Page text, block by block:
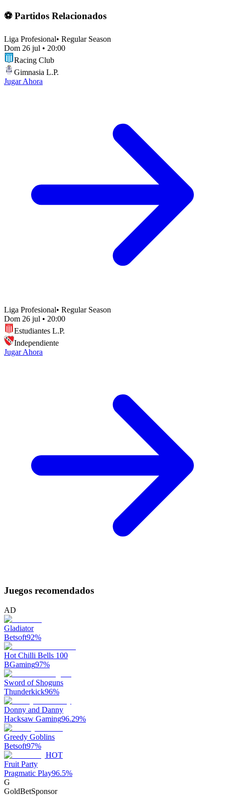
⚽ Partidos Relacionados
Liga Profesional• Regular Season
Dom 26 jul • 20:00
Racing Club
Gimnasia L.P.
Jugar Ahora
Liga Profesional• Regular Season
Dom 26 jul • 20:00
Estudiantes L.P.
Independiente
Jugar Ahora
Juegos recomendados
AD
Gladiator
Betsoft92%
Hot Chilli Bells 100
BGaming97%
Sword of Shoguns
Thunderkick96%
Donny and Danny
Hacksaw Gaming96.29%
Greedy Goblins
Betsoft97%
HOT
Fruit Party
Pragmatic Play96.5%
G
GoldBetSponsor